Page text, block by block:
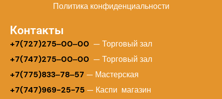
Политика конфиденциальности
Контакты
+7(727)275‒00‒00 — Торговый зал
+7(747)275‒00‒00 — Торговый зал
+7(775)833‒78‒57 — Мастерская
+7(747)969-25-75 — Каспи магазин